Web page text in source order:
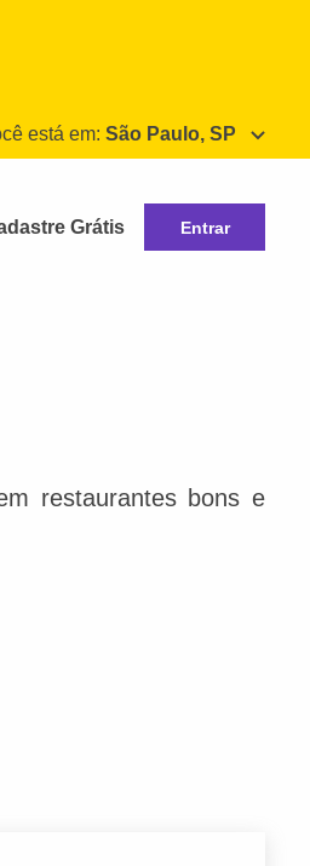
está em: São Paulo, SP
Grátis Entrar
restaurantes bons e